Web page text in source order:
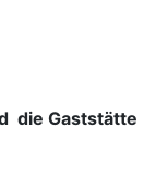
die Gaststätte